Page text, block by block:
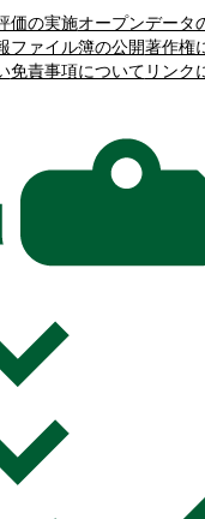
価の実施オープンデータ
ファイル簿の公開著作権
免責事項について リンク